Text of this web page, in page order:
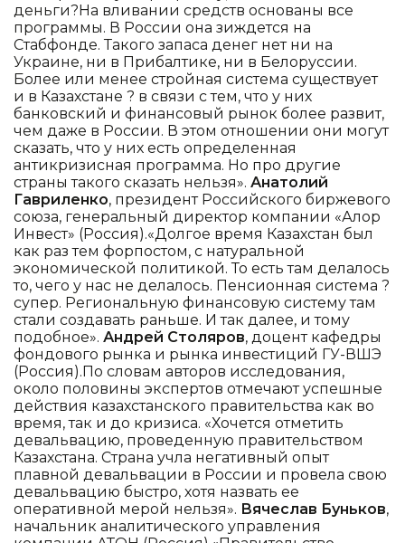
деньги?На вливании средств основаны все
программы. В России она зиждется на
Стабфонде. Такого запаса денег нет ни на
Украине, ни в Прибалтике, ни в Белоруссии.
Более или менее стройная система существует
и в Казахстане ? в связи с тем, что у них
банковский и финансовый рынок более развит,
чем даже в России. В этом отношении они могут
сказать, что у них есть определенная
антикризисная программа. Но про другие
страны такого сказать нельзя». Анатолий
Гавриленко, президент Российского биржевого
союза, генеральный директор компании «Алор
Инвест» (Россия).«Долгое время Казахстан был
как раз тем форпостом, с натуральной
экономической политикой. То есть там делалось
то, чего у нас не делалось. Пенсионная система ?
супер. Региональную финансовую систему там
стали создавать раньше. И так далее, и тому
подобное». Андрей Столяров, доцент кафедры
фондового рынка и рынка инвестиций ГУ-ВШЭ
(Россия).По словам авторов исследования,
около половины экспертов отмечают успешные
действия казахстанского правительства как во
время, так и до кризиса. «Хочется отметить
девальвацию, проведенную правительством
Казахстана. Страна учла негативный опыт
плавной девальвации в России и провела свою
девальвацию быстро, хотя назвать ее
оперативной мерой нельзя». Вячеслав Буньков,
начальник аналитического управления